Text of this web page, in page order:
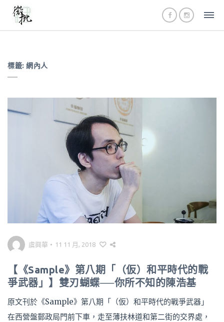
標籤: 網內人
虞興華 • 11 11 月, 2018
【《Sample》第八期「（仮）和平時代的戰
爭武器」】雙刃蝴蝶──你所不知的陳浩基
原文刊於《Sample》第八期「（仮）和平時代的戰爭武器」
在西營盤郵政局門前下車，走至薄扶林道和第二街的交界處，